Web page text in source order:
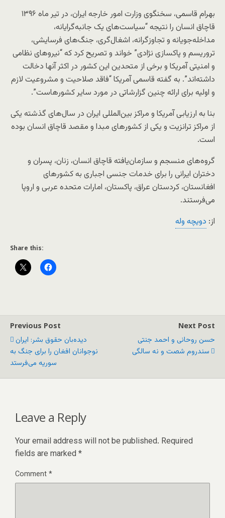
بهرام قاسمی، سخنگوی وزارت امور خارجه ایران، در تیر ماه ۱۳۹۶
قاچاق انسان را نتیجه “سیاست‌های یک جانبه‌گرایانه،
مداخله‌جویانه و تجاوزگرانه، اشغال‌گری، جنگ‌های فرسایشی،
تروریسم و پاکسازی نژادی” خواند و تصریح کرد که “نیروهای نظامی
و امنیتی آمریکا و برخی از متحدین این کشور در اکثر آنها دخالت
داشته‌اند”. به گفته قاسمی آمریکا “فاقد صلاحیت و مشروعیت لازم
و اولیه برای ارائه چنین گزارشاتی در مورد سایر کشورهاست”.
بنا به ارزیابی آمریکا و مراکز بین‌المللی ایران در سال‌های گذشته یکی
از مراکز ترانزیت ‌و یکی از کشورهای مبدا و مقصد قاچاق انسان بوده
است.
گروه‌های منسجم و سازمان‌یافته قاچاق انسان، زنان، پسران و
دختران ایرانی را برای خدمات جنسی اجباری به کشورهای
افغانستان، کردستان عراق، پاکستان، امارات متحده عربی و اروپا
می‌فرستند.
از: دویچه وله
Share this:
Previous Post
دیده‌بان حقوق بشر: ایران
نوجوانان افغان را برای جنگ به
سوریه می‌فرستد
Next Post
حسن روحانی و احمد جنتی
سندروم شصت و نه سالگی
Leave a Reply
Your email address will not be published. Required
fields are marked *
Comment*